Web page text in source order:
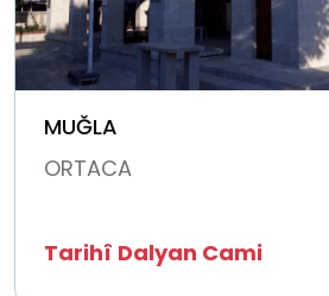
MUĞLA
ORTACA
Tarihî Dalyan Cami